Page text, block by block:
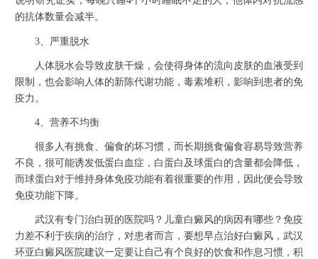
的抗体数量会减半。
3、严重脱水
人体脱水会导致皮肤干燥，会使得身体的流向皮肤的血液受到
限制，也会影响人体的新陈代谢功能，毒素堆积，影响到患者的免
疫力。
4、营养不均衡
很多人有挑食、偏食的坏习惯，而长期挑食偏食容易导致营养
不良，很可能诱发低蛋白血症，白蛋白及球蛋白的含量都会降低，
而球蛋白对于维持身体免疫功能有着很重要的作用，因此便会导致
免疫功能下降。
武汉有专门治白斑的医院吗？儿童白癜风的病因有哪些？免疫
力差不利于疾病的治疗，对患者而言，要想早点治好白癜风，武汉
环亚白癜风医院建议一定要让自己有个良好的饮食和作息习惯，积